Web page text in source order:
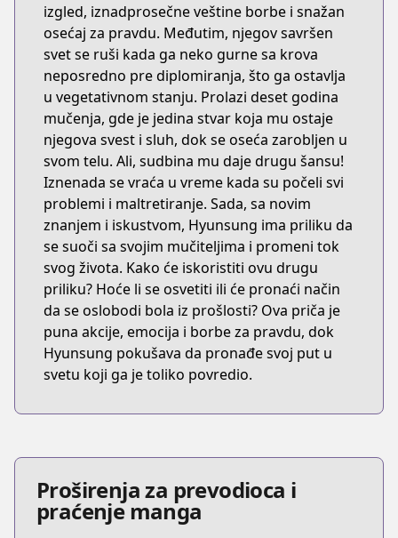
izgled, iznadprosečne veštine borbe i snažan
osećaj za pravdu. Međutim, njegov savršen
svet se ruši kada ga neko gurne sa krova
neposredno pre diplomiranja, što ga ostavlja
u vegetativnom stanju. Prolazi deset godina
mučenja, gde je jedina stvar koja mu ostaje
njegova svest i sluh, dok se oseća zarobljen u
svom telu. Ali, sudbina mu daje drugu šansu!
Iznenada se vraća u vreme kada su počeli svi
problemi i maltretiranje. Sada, sa novim
znanjem i iskustvom, Hyunsung ima priliku da
se suoči sa svojim mučiteljima i promeni tok
svog života. Kako će iskoristiti ovu drugu
priliku? Hoće li se osvetiti ili će pronaći način
da se oslobodi bola iz prošlosti? Ova priča je
puna akcije, emocija i borbe za pravdu, dok
Hyunsung pokušava da pronađe svoj put u
svetu koji ga je toliko povredio.
Proširenja za prevodioca i
praćenje manga